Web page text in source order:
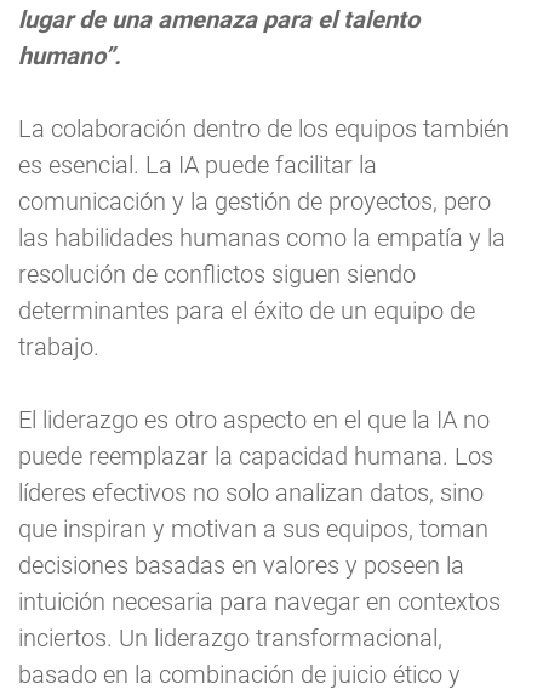
lugar de una amenaza para el talento
humano”.
La colaboración dentro de los equipos también
es esencial. La IA puede facilitar la
comunicación y la gestión de proyectos, pero
las habilidades humanas como la empatía y la
resolución de conflictos siguen siendo
determinantes para el éxito de un equipo de
trabajo.
El liderazgo es otro aspecto en el que la IA no
puede reemplazar la capacidad humana. Los
líderes efectivos no solo analizan datos, sino
que inspiran y motivan a sus equipos, toman
decisiones basadas en valores y poseen la
intuición necesaria para navegar en contextos
inciertos. Un liderazgo transformacional,
basado en la combinación de juicio ético y